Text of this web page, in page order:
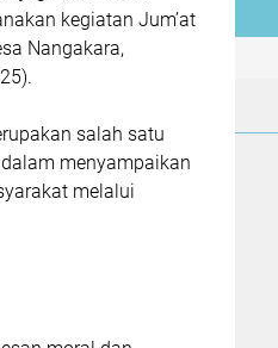
kegiatan Jum’at
Nangakara,
salah satu
menyampaikan
melalui